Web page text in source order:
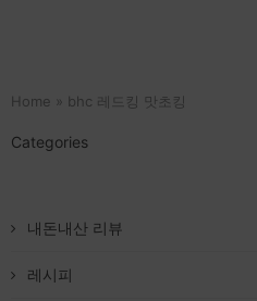
Home » bhc 레드킹 맛초킹
Categories
내돈내산 리뷰
레시피